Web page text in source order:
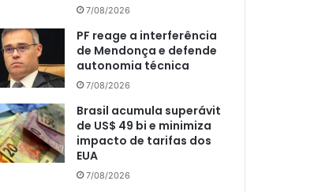
7/08/2026
PF reage a interferência
de Mendonça e defende
autonomia técnica
7/08/2026
Brasil acumula superávit
de US$ 49 bi e minimiza
impacto de tarifas dos
EUA
7/08/2026